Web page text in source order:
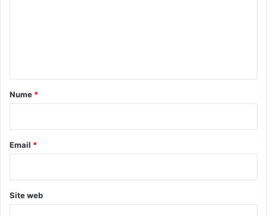
r
*
Nume *
Email *
Site web